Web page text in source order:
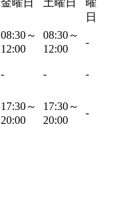
日
08:30～
12:00
08:30～
12:00
-
- - -
17:30～
20:00
17:30～
20:00
-